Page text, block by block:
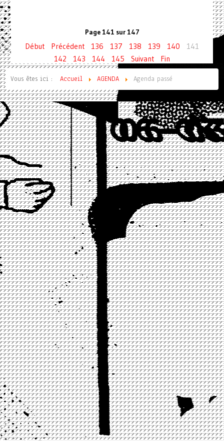
Page 141 sur 147
Début Précédent 136 137 138 139 140
141
142
143 144 145 Suivant Fin
Vous êtes ici : Accueil AGENDA Agenda passé